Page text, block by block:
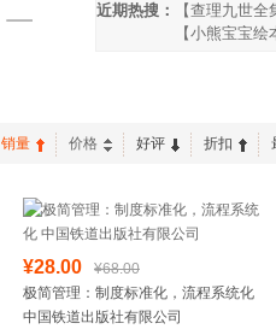
近期热搜：
【查理九世全
【小熊宝宝绘
销量 价格 好评 折扣
¥28.00
¥68.00
极简管理：制度标准化，流程系统化
中国铁道出版社有限公司